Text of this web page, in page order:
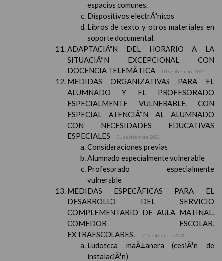
espacios comunes.
Dispositivos electrÃ³nicos
Libros de texto y otros materiales en
soporte documental.
ADAPTACIÃ“N DEL HORARIO A LA
SITUACIÃ“N EXCEPCIONAL CON
DOCENCIA TELEMÃTICA
01 septiembre 2021
MEDIDAS ORGANIZATIVAS PARA EL
ALUMNADO Y EL PROFESORADO
ESPECIALMENTE VULNERABLE, CON
ESPECIAL ATENCIÃ“N AL ALUMNADO
CON NECESIDADES EDUCATIVAS
ESPECIALES
01 septiembre 2021
Consideraciones previas
Alumnado especialmente vulnerable
Profesorado especialmente
vulnerable
MEDIDAS ESPECÃFICAS PARA EL
DESARROLLO DEL SERVICIO
COMPLEMENTARIO DE AULA MATINAL,
COMEDOR ESCOLAR,
EXTRAESCOLARES.
01 septiembre 2021
Ludoteca maÃ±anera (cesiÃ³n de
instalaciÃ³n)